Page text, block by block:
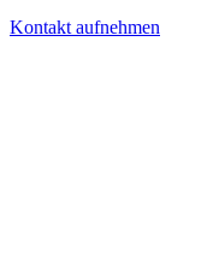
Kontakt aufnehmen